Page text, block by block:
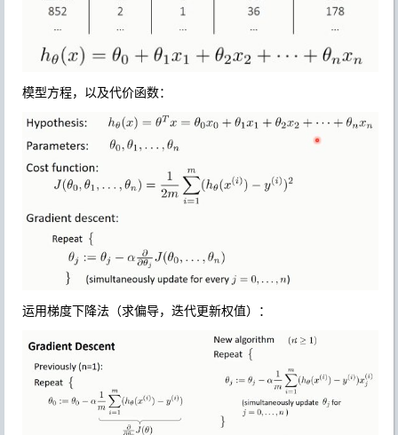
模型方程，以及代价函数：
运用梯度下降法（求偏导，迭代更新权值）：